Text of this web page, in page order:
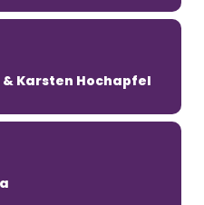
Karsten Hochapfel